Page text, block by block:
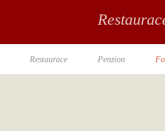
Restaurace Penzion